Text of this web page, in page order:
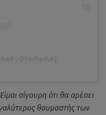
(@hitcheduk)
σίγουρη ότι θα αρέσει
θαυμαστής των